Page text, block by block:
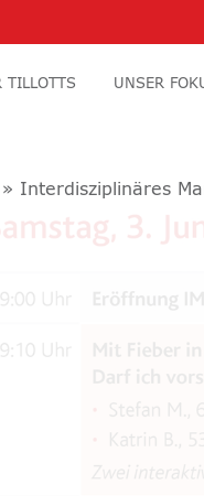
TILLOTTS UNSER
» Interdisziplinäres